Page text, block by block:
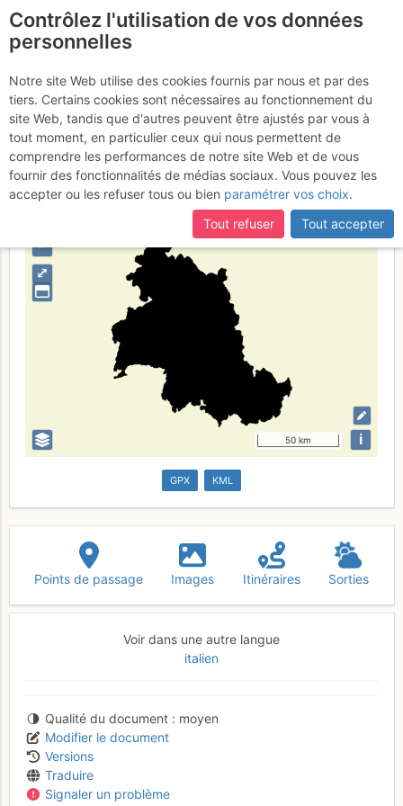
Province de Pérouse
Type de région limite administrative
⤢
–
50 km i
GPX KML
Points de passage Images Itinéraires Sorties
Voir dans une autre langue
italien
Qualité du document
moyen
Modifier le document
Versions
Traduire
Signaler un problème
Contrôlez l'utilisation de vos données
personnelles
Notre site Web utilise des cookies fournis par nous et par des
tiers. Certains cookies sont nécessaires au fonctionnement du
site Web, tandis que d'autres peuvent être ajustés par vous à
tout moment, en particulier ceux qui nous permettent de
comprendre les performances de notre site Web et de vous
fournir des fonctionnalités de médias sociaux. Vous pouvez les
accepter ou les refuser tous ou bien paramétrer vos choix.
Tout refuser
Tout accepter